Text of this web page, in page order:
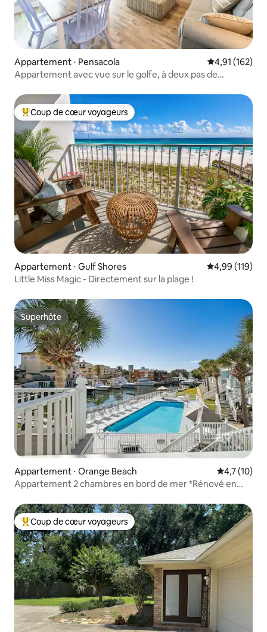
Appartement ⋅ Pensacola Évaluation
4,91 (162)
Appartement avec vue sur le golfe, à deux pas de
Coups de cœur voyageurs les plus appréciés
Coup de cœur voyageurs
Appartement ⋅ Gulf Shores Évaluation
4,99 (119)
Little Miss Magic - Directement sur la plage !
Superhôte
Superhôte
Appartement ⋅ Orange Beach Évaluation
4,7 (10)
Appartement 2 chambres en bord de mer *Rénové en
Coups de cœur voyageurs les plus appréciés
Coup de cœur voyageurs